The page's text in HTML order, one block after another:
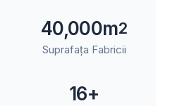
40,000m2
Suprafața Fabricii
16+